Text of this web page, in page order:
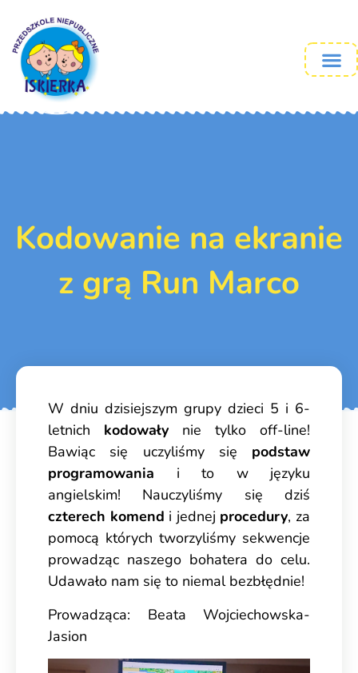
Kodowanie na ekranie
z grą Run Marco
W dniu dzisiejszym grupy dzieci 5 i 6-
letnich kodowały nie tylko off-line!
Bawiąc się uczyliśmy się podstaw
programowania i to w języku
angielskim! Nauczyliśmy się dziś
czterech komend i jednej procedury, za
pomocą których tworzyliśmy sekwencje
prowadząc naszego bohatera do celu.
Udawało nam się to niemal bezbłędnie!
Prowadząca: Beata Wojciechowska-
Jasion